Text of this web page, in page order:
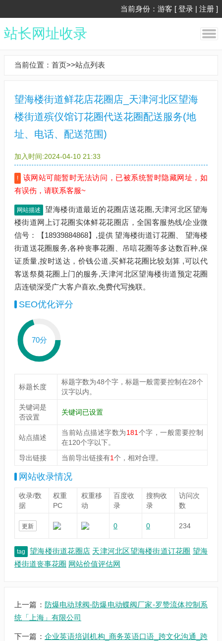
当前身份：游客 [ 登录 | 注册 ]
站长网址收录
当前位置： 首页>>站点列表
望海楼街道鲜花店花圈店_天津河北区望海
楼街道殡仪馆订花圈代送花圈配送服务(地
址、电话、配送范围)
加入时间:2024-04-10 21:33
!
该网站可能暂时无法访问，已被系统暂时隐藏网址，如
有误伤，请联系客服~
网站描述
望海楼街道最近的花圈店送花圈,天津河北区望海
楼街道网上订花圈实体鲜花花圈店，全国客服热线/企业微
信号：【18939884868】,提供 望海楼街道订花圈、 望海楼
街道送花圈服务,各种丧事花圈、吊唁花圈等多达数百种,保
证质量,按时送达，价钱公道,买鲜花花圈比较划算 ,可以代
客送祭奠花圈上门的服务,天津河北区望海楼街道预定花圈
店连锁深受广大客户喜欢,免费代写挽联。
SEO优化评分
70分
标题长度
标题字数为48个字，标题一般需要控制在28个
汉字以内。
关键词是
否设置
关键词已设置
站点描述
当前站点描述字数为181 个字，一般需要控制
在120个字以下。
导出链接
当前导出链接有1个，相对合理。
网站收录情况
收录/数
据
权重
PC
权重移
动
百度收
录
搜狗收
录
访问次
数
更新 0 0 234
tag 望海楼街道花圈店 天津河北区望海楼街道订花圈 望海
楼街道丧事花圈 网站价值评估网
上一篇： 防爆电动球阀-防爆电动蝶阀厂家-罗赞流体控制系
统「上海」有限公司
下一篇： 企业英语培训机构_商务英语口语_跨文化沟通_跨